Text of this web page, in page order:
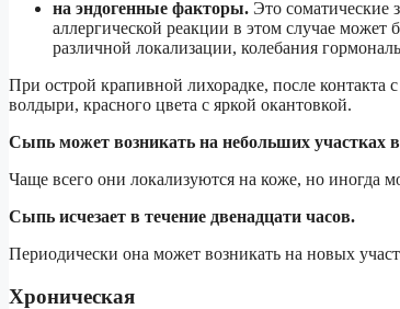
на эндогенные факторы. Это соматические
аллергической реакции в этом случае может
различной локализации, колебания
При острой крапивной лихорадке, после
волдыри, красного цвета с яркой окантовкой.
Сыпь может возникать на небольших участках
Чаще всего они локализуются на коже, но иногда
Сыпь исчезает в течение двенадцати часов.
Периодически она может возникать на новых
Хроническая